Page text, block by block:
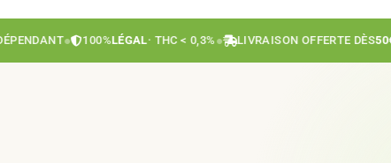
● 100%LÉGAL· THC < 0,3%● LIVRAISON OFFERTE DÈS50€●